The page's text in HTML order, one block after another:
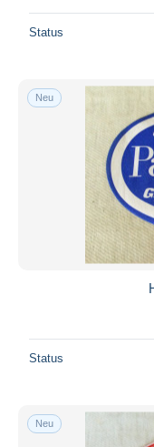
Status
Neu
Status
Neu